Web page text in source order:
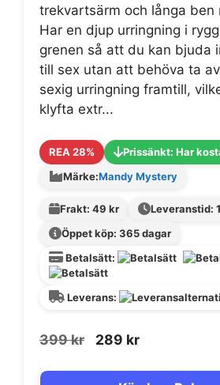
trekvartsärm och långa ben
Har en djup urringning i
grenen så att du kan bjuda
till sex utan att behöva ta
sexig urringning framtill,
klyfta extr...
REA 28%
Prissänkt: Har
Märke:Mandy Mystery
Frakt: 49 kr
Leveranstid:
Öppet köp: 365 dagar
Betalsätt:
Leverans:
399kr
Det
priset
289 krDet
priset